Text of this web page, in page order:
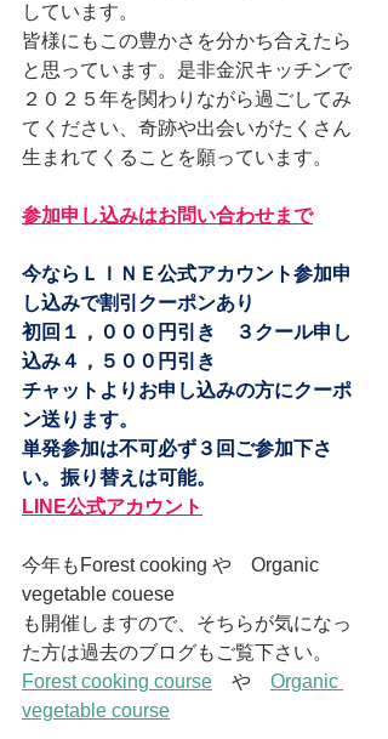
しています。
皆様にもこの豊かさを分かち合えたら
と思っています。是非金沢キッチンで
２０２５年を関わりながら過ごしてみ
てください、奇跡や出会いがたくさん
生まれてくることを願っています。
参加申し込みはお問い合わせまで
今ならＬＩＮＥ公式アカウント参加申
し込みで割引クーポンあり
初回１，０００円引き　３クール申し
込み４，５００円引き
チャットよりお申し込みの方にクーポ
ン送ります。
単発参加は不可必ず３回ご参加下さ
い。振り替えは可能。
LINE公式アカウント
今年もForest cooking や　Organic
vegetable couese
も開催しますので、そちらが気になっ
た方は過去のブログもご覧下さい。
Forest cooking course や Organic
vegetable course